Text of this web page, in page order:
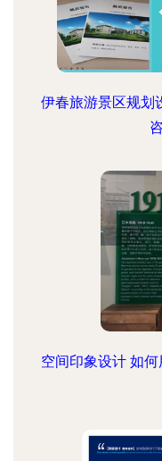
伊春旅游景区规划
空间印象设计 如